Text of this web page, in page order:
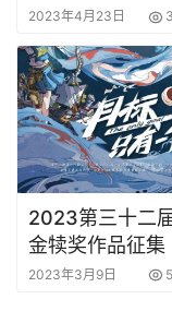
2023年4月23日
2023第三十二
金犊奖作品征集
2023年3月9日